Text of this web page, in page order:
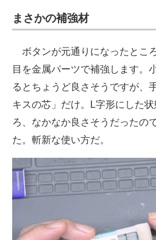
まさかの補強材
ボタンが元通りになったとこ
目を金属パーツで補強します。
るとちょうど良さそうですが、
キスの芯」だけ。L字形にした
ろ、なかなか良さそうだったの
た。斬新な使い方だ。